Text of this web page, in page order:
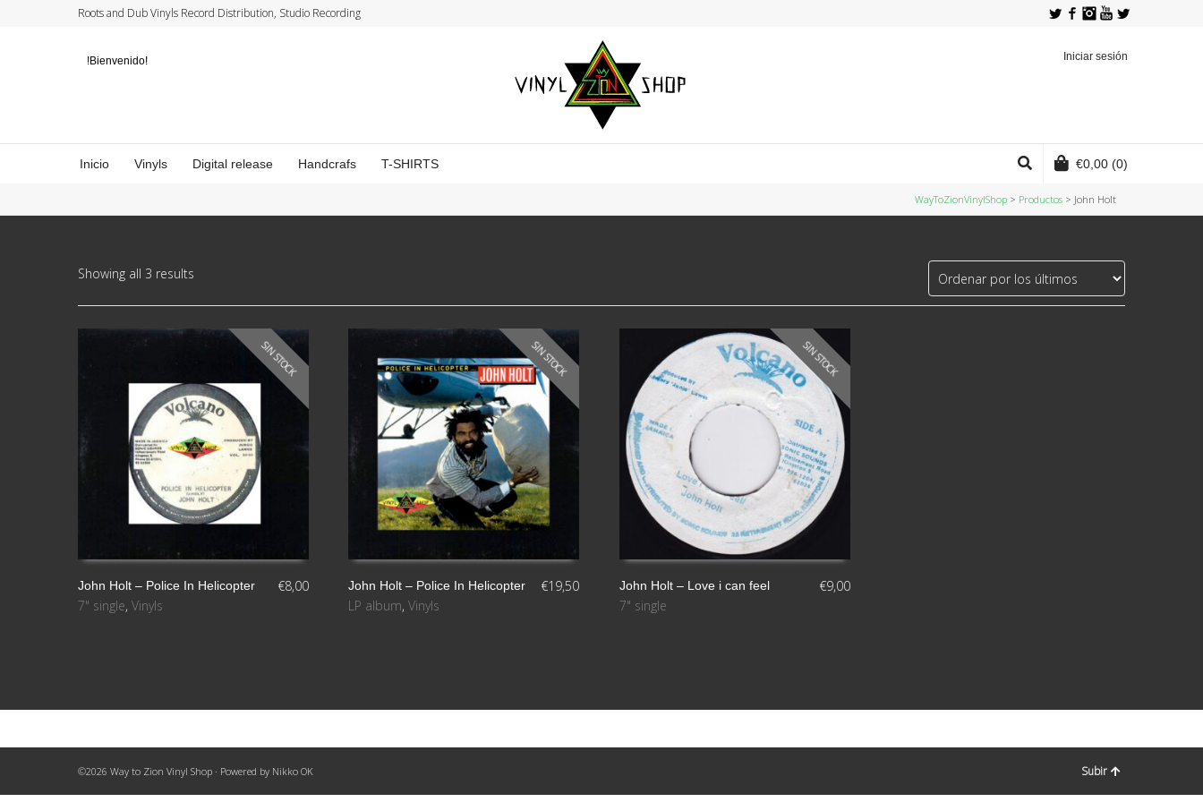
Roots and Dub Vinyls Record Distribution, Studio Recording YouTube
Instagram
Facebook
Twitter
!Bienvenido! Iniciar sesión
Inicio Vinyls Digital release Handcrafs T-SHIRTS €0,00 (0)
WayToZionVinylShop > Productos > John Holt
Showing all 3 results
SIN STOCK
LEER MÁS
John Holt ‎– Police In Helicopter
7" single, Vinyls
€8,00
SIN STOCK
LEER MÁS
John Holt ‎– Police In Helicopter
LP album,Vinyls
€19,50
SIN STOCK
LEER MÁS
John Holt – Love i can feel
7" single
€9,00
©2026 Way to Zion Vinyl Shop · Powered by Nikko OK Subir